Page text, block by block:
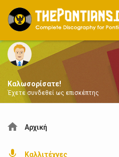
Καλωσορίσατε!
Έχετε συνδεθεί ως επισκέπτης
home Αρχική
mic Καλλιτέχνες